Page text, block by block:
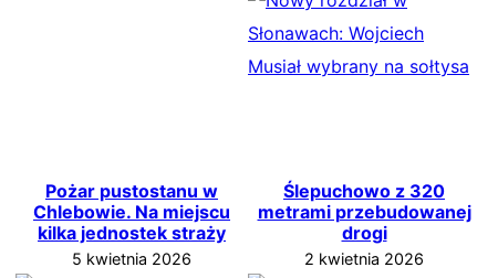
Pożar pustostanu w
Chlebowie. Na miejscu
kilka jednostek straży
5 kwietnia 2026
Ślepuchowo z 320
metrami przebudowanej
drogi
2 kwietnia 2026